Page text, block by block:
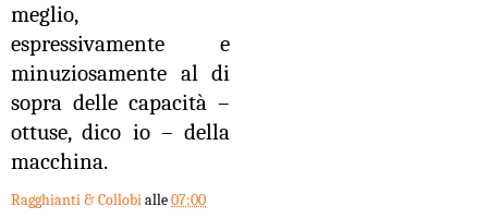
meglio,
espressivamente e
minuziosamente al di
sopra delle capacità –
ottuse, dico io – della
macchina.
Ragghianti & Collobialle07:00